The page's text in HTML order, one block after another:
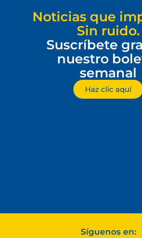
Noticias que
Sin ruido.
Suscríbete
nuestro
semanal
Haz clic aquí
Síguenos en: